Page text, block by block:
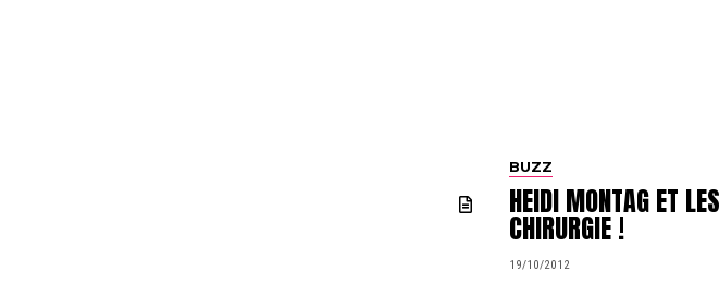
BUZZ
HEIDI MONTAG ET
CHIRURGIE !
19/10/2012